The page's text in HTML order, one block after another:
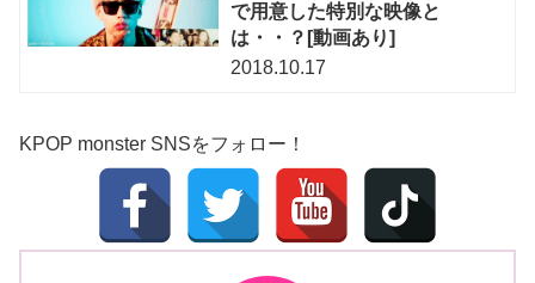
で用意した特別な映像と
は・・？[動画あり]
2018.10.17
KPOP monster SNSをフォロー！